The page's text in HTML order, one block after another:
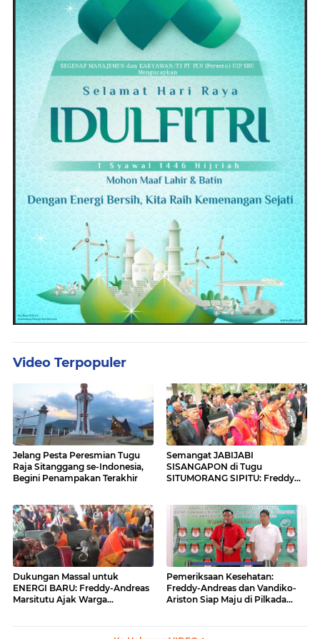
Video Terpopuler
Jelang Pesta Peresmian Tugu
Raja Sitanggang se-Indonesia,
Begini Penampakan Terakhir
Semangat JABIJABI
SISANGAPON di Tugu
SITUMORANG SIPITU: Freddy
Dukungan Massal untuk
ENERGI BARU: Freddy-Andreas
Marsitutu Ajak Warga
Pemeriksaan Kesehatan:
Freddy-Andreas dan Vandiko-
Ariston Siap Maju di Pilkada